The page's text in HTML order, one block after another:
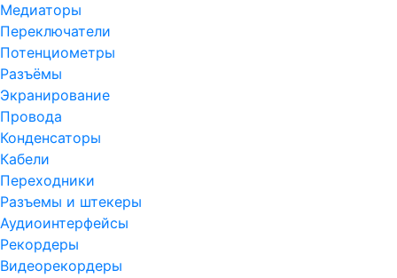
Медиаторы
Переключатели
Потенциометры
Разъёмы
Экранирование
Провода
Конденсаторы
Кабели
Переходники
Разъемы и штекеры
Аудиоинтерфейсы
Рекордеры
Видеорекордеры